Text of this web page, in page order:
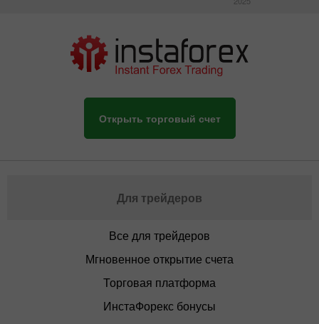
Открыть торговый счет
Для трейдеров
Все для трейдеров
Мгновенное открытие счета
Торговая платформа
ИнстаФорекс бонусы